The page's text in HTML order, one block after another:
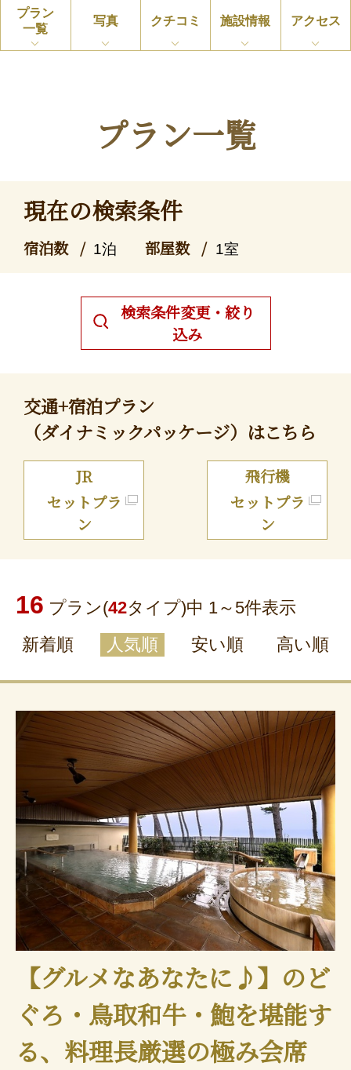
プラン
一覧
写真 クチコミ 施設情報 アクセス
プラン一覧
現在の検索条件
宿泊数 1泊 部屋数 1室
検索条件変更・絞り
込み
交通+宿泊プラン
（ダイナミックパッケージ）はこちら
JR
セットプラ
ン
飛行機
セットプラ
ン
16 プラン(42タイプ)中 1～ 5件表示
新着順
人気順 安い順 高い順
【グルメなあなたに♪】のど
ぐろ・鳥取和牛・鮑を堪能す
る、料理長厳選の極み会席